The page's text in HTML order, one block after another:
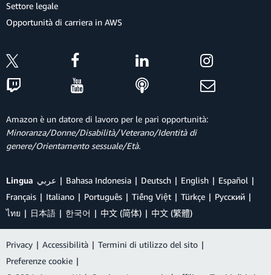
Settore legale
Opportunità di carriera in AWS
Amazon è un datore di lavoro per le pari opportunità:
Minoranza/Donne/Disabilità/Veterano/Identità di
genere/Orientamento sessuale/Età.
Lingua عربي Bahasa Indonesia Deutsch English
Español
Français
Italiano Português Tiếng Việt Türkçe
Ρусский
ไทย
日本語 한국어 中文 (简体) 中文 (繁體)
Privacy | Accessibilità | Termini di utilizzo del sito |
Preferenze cookie |